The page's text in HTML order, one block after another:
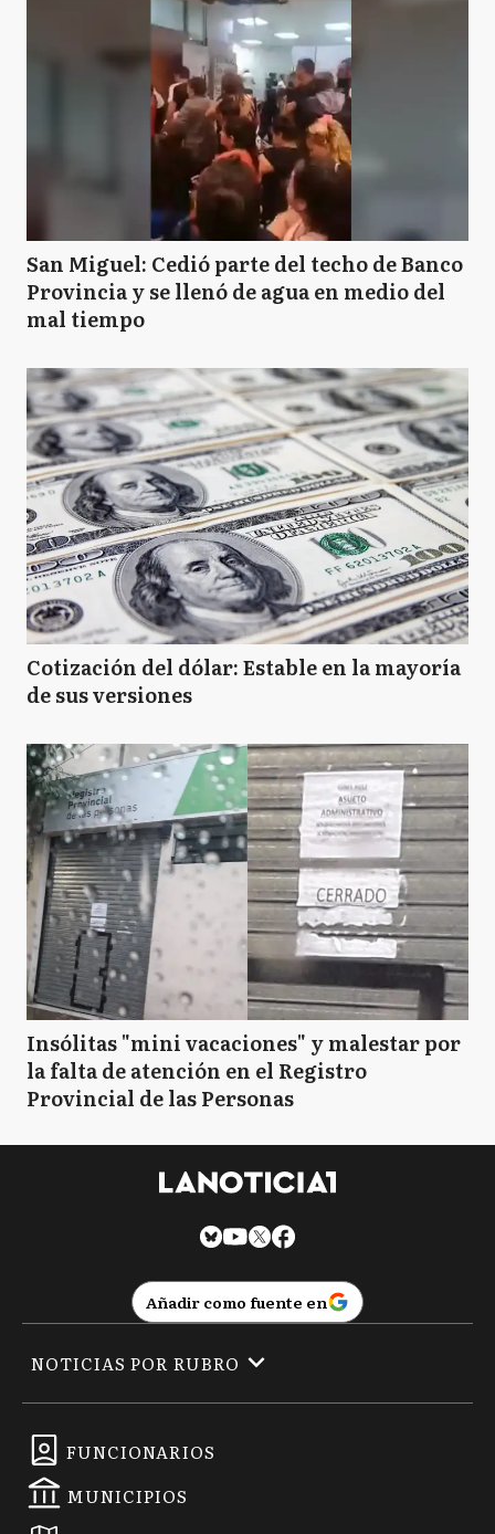
San Miguel: Cedió parte del techo de Banco
Provincia y se llenó de agua en medio del
mal tiempo
Cotización del dólar: Estable en la mayoría
de sus versiones
Insólitas "mini vacaciones" y malestar por
la falta de atención en el Registro
Provincial de las Personas
Añadir como fuente en
FUNCIONARIOS
MUNICIPIOS
NOTICIAS POR RUBRO